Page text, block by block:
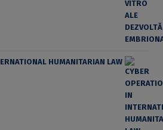
HUMANITARIAN LAW